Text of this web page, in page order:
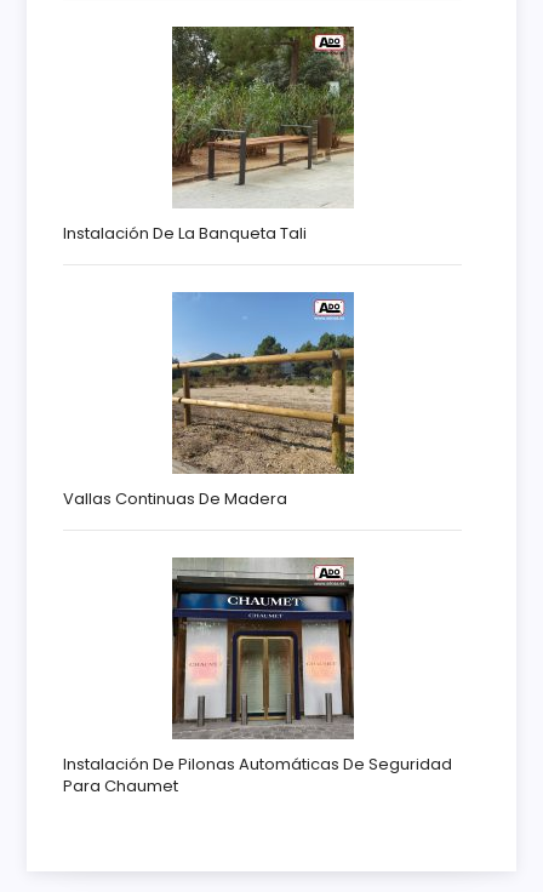
Instalación De La Banqueta Tali
Vallas Continuas De Madera
Instalación De Pilonas Automáticas De Seguridad
Para Chaumet